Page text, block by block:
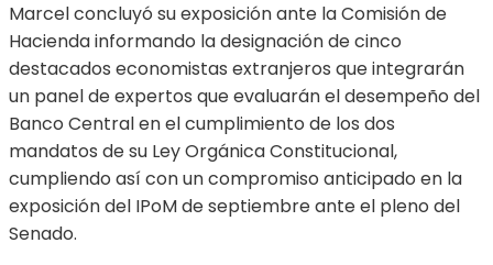
Marcel concluyó su exposición ante la Comisión de
Hacienda informando la designación de cinco
destacados economistas extranjeros que integrarán
un panel de expertos que evaluarán el desempeño del
Banco Central en el cumplimiento de los dos
mandatos de su Ley Orgánica Constitucional,
cumpliendo así con un compromiso anticipado en la
exposición del IPoM de septiembre ante el pleno del
Senado.